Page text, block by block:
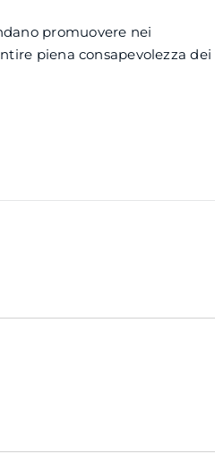
promuovere nei
piena consapevolezza dei